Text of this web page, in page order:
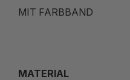
MIT FARBBAND
MATERIAL